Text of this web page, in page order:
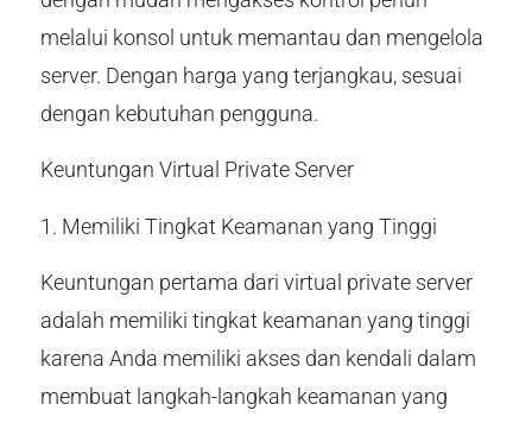
melalui konsol untuk memantau dan mengelola
server. Dengan harga yang terjangkau, sesuai
dengan kebutuhan pengguna.
Keuntungan Virtual Private Server
1. Memiliki Tingkat Keamanan yang Tinggi
Keuntungan pertama dari virtual private server
adalah memiliki tingkat keamanan yang tinggi
karena Anda memiliki akses dan kendali dalam
membuat langkah-langkah keamanan yang